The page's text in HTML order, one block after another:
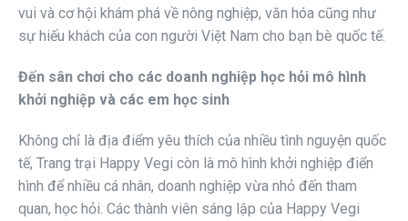
vui và cơ hội khám phá về nông nghiệp, văn hóa cũng như
sự hiếu khách của con người Việt Nam cho bạn bè quốc tế.
Đến sân chơi cho các doanh nghiệp học hỏi mô hình
khởi nghiệp và các em học sinh
Không chỉ là địa điểm yêu thích của nhiều tình nguyện quốc
tế, Trang trại Happy Vegi còn là mô hình khởi nghiệp điển
hình để nhiều cá nhân, doanh nghiệp vừa nhỏ đến tham
quan, học hỏi. Các thành viên sáng lập của Happy Vegi